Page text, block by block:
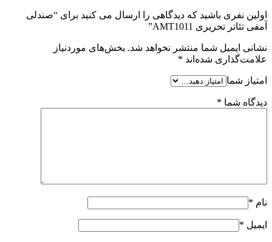
اولین نفری باشید که دیدگاهی را ارسال می کنید برای “صندلی
آمفی تئاتر تحریری AMT1011”
نشانی ایمیل شما منتشر نخواهد شد. بخش‌های موردنیاز
علامت‌گذاری شده‌اند *
امتیاز شما
دیدگاه شما *
نام *
ایمیل *